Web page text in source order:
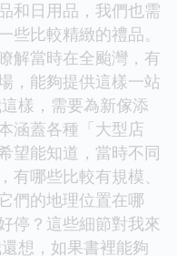
和日用品，我們也需
比較精緻的禮品。
解當時在全颱灣，有
，能夠提供這樣一站
樣，需要為新傢添
涵蓋各種「大型店
望能知道，當時不同
哪些比較有規模、
們的地理位置在哪
停？這些細節對我來
想，如果書裡能夠